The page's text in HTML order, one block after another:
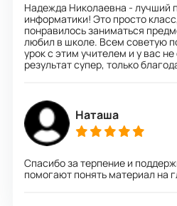
Надежда Николаевна - лучший
информатики! Это просто
понравилось заниматься
любил в школе. Всем советую
урок с этим учителем и у вас
результат супер, только
Наташа
Спасибо за терпение и
помогают понять материал на